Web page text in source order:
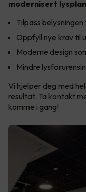
modernisert lysplan
Tilpass
Oppfyll nye krav til
Moderne design
Mindre
Vi hjelper deg med
resultat. Ta kontakt
komme i gang!